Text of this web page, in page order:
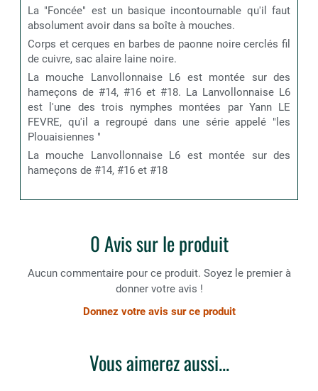
La "Foncée" est un basique incontournable qu'il faut
absolument avoir dans sa boîte à mouches.
Corps et cerques en barbes de paonne noire cerclés fil
de cuivre, sac alaire laine noire.
La mouche Lanvollonnaise L6 est montée sur des
hameçons de #14, #16 et #18. La Lanvollonnaise L6
est l'une des trois nymphes montées par Yann LE
FEVRE, qu'il a regroupé dans une série appelé "les
Plouaisiennes "
La mouche Lanvollonnaise L6 est montée sur des
hameçons de #14, #16 et #18
0 Avis sur le produit
Aucun commentaire pour ce produit. Soyez le premier à
donner votre avis !
Donnez votre avis sur ce produit
Vous aimerez aussi...